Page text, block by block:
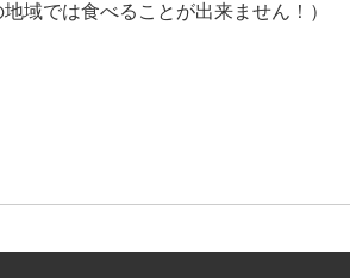
域では食べることが出来ません！）